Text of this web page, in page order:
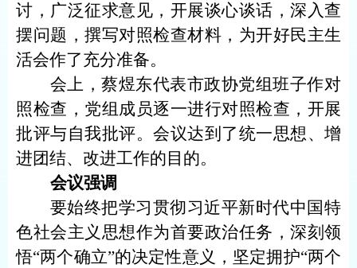
讨，广泛征求意见，开展谈心谈话，深入查
摆问题，撰写对照检查材料，为开好民主生
活会作了充分准备。
会上，蔡煜东代表市政协党组班子作对
照检查，党组成员逐一进行对照检查，开展
批评与自我批评。会议达到了统一思想、增
进团结、改进工作的目的。
会议强调
要始终把学习贯彻习近平新时代中国特
色社会主义思想作为首要政治任务，深刻领
悟“两个确立”的决定性意义，坚定拥护“两个